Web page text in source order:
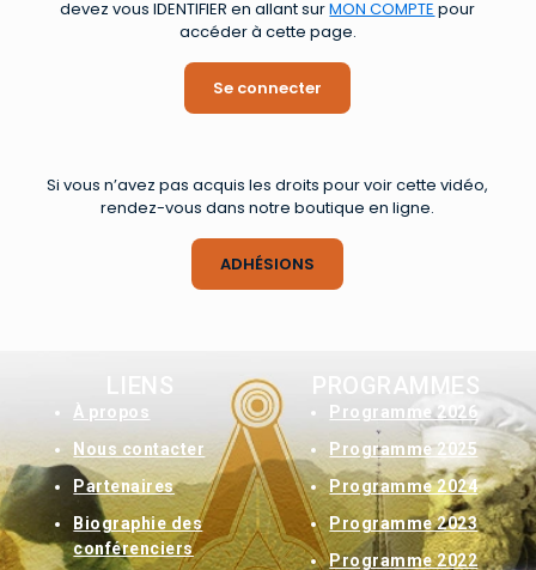
devez vous IDENTIFIER en allant surMON COMPTE pour
accéder à cette page.
Se connecter
Si vous n’avez pas acquis les droits pour voir cette vidéo,
rendez-vous dans notre boutique en ligne.
ADHÉSIONS
LIENS
À propos
Nous contacter
Partenaires
Biographie des
conférenciers
PROGRAMMES
Programme 2026
Programme 2025
Programme 2024
Programme 2023
Programme 2022